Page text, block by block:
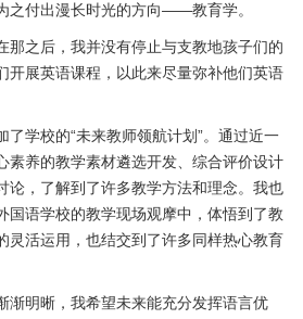
之付出漫长时光的方向——教育学。
那之后，我并没有停止与支教地孩子们的
开展英语课程，以此来尽量弥补他们英语
了学校的“未来教师领航计划”。通过近一
素养的教学素材遴选开发、综合评价设计
论，了解到了许多教学方法和理念。我也
国语学校的教学现场观摩中，体悟到了教
灵活运用，也结交到了许多同样热心教育
渐明晰，我希望未来能充分发挥语言优